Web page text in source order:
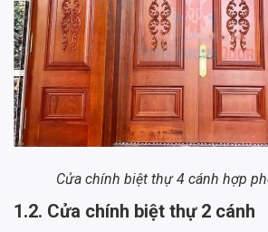
Cửa chính biệt thự 4 cánh hợp
1.2. Cửa chính biệt thự 2 cánh